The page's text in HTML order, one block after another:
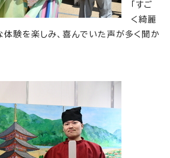
「すご
く綺麗
体験を楽しみ、喜んでいた声が多く聞か